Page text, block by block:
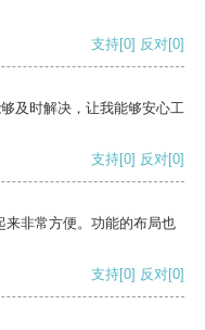
支持[0] 反对[0]
及时解决，让我能够安心工
支持[0] 反对[0]
来非常方便。功能的布局也
支持[0] 反对[0]